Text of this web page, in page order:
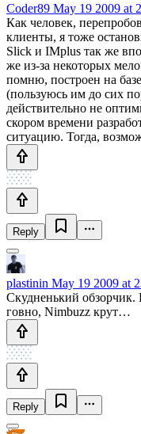
Coder89 May 19 2009 at
Как человек,
клиенты, я тоже
Slick и IMplus так же
же из-за некоторых
помню, построен на
(пользуюсь им до сих
действительно не
скором времени
ситуацию. Тогда,
Reply
plastinin May 19 2009 at
Скудненький
говно, Nimbuzz крут…
Reply